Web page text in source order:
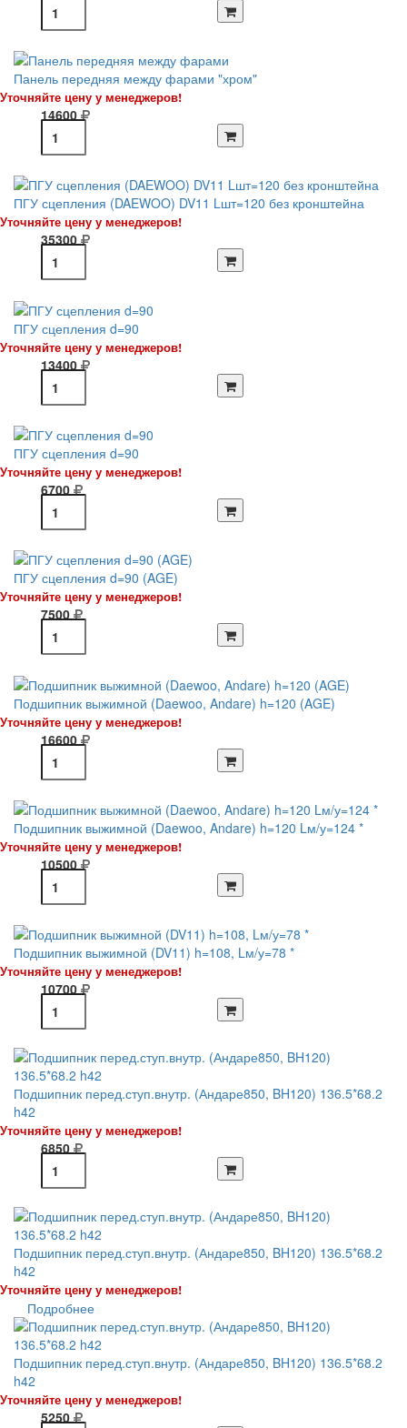
Панель передняя между фарами "хром"
Уточняйте цену у менеджеров!
14600
ПГУ сцепления (DAEWOO) DV11 Lшт=120 без кронштейна
Уточняйте цену у менеджеров!
35300
ПГУ сцепления d=90
Уточняйте цену у менеджеров!
13400
ПГУ сцепления d=90
Уточняйте цену у менеджеров!
6700
ПГУ сцепления d=90 (AGE)
Уточняйте цену у менеджеров!
7500
Подшипник выжимной (Daewoo, Andare) h=120 (AGE)
Уточняйте цену у менеджеров!
16600
Подшипник выжимной (Daewoo, Andare) h=120 Lм/у=124 *
Уточняйте цену у менеджеров!
10500
Подшипник выжимной (DV11) h=108, Lм/у=78 *
Уточняйте цену у менеджеров!
10700
Подшипник перед.ступ.внутр. (Андаре850, BH120) 136.5*68.2
h42
Уточняйте цену у менеджеров!
6850
Подшипник перед.ступ.внутр. (Андаре850, BH120) 136.5*68.2
h42
Уточняйте цену у менеджеров!
Подробнее
Подшипник перед.ступ.внутр. (Андаре850, BH120) 136.5*68.2
h42
Уточняйте цену у менеджеров!
5250